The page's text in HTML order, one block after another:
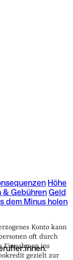
Höhe
& Gebühren Geld
dem Minus holen
& Gebühren Geld
dem Minus holen
Konto kann
oft durch
Einnahmen ins
gezielt zur